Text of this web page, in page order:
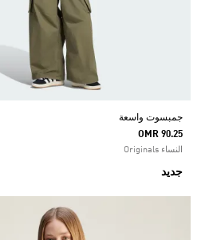
جمبسوت واسعة
OMR 90.25
النساء Originals
جديد